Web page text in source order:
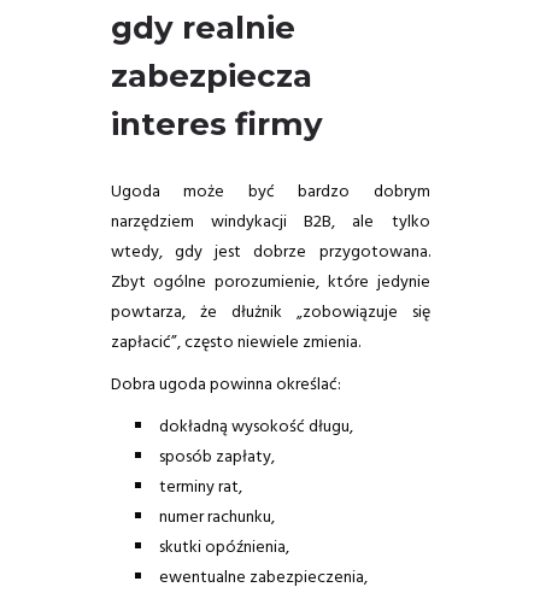
gdy realnie
zabezpiecza
interes firmy
Ugoda może być bardzo dobrym
narzędziem windykacji B2B, ale tylko
wtedy, gdy jest dobrze przygotowana.
Zbyt ogólne porozumienie, które jedynie
powtarza, że dłużnik „zobowiązuje się
zapłacić”, często niewiele zmienia.
Dobra ugoda powinna określać:
dokładną wysokość długu,
sposób zapłaty,
terminy rat,
numer rachunku,
skutki opóźnienia,
ewentualne zabezpieczenia,